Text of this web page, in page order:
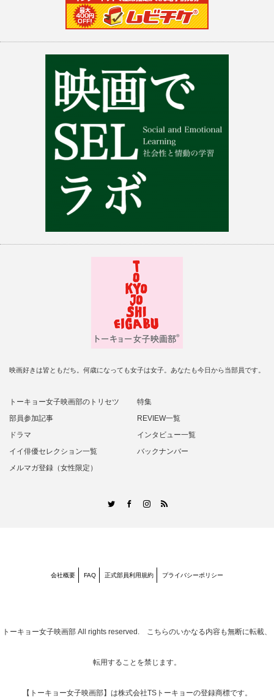
映画好きは皆ともだち。何歳になっても女子は女子。あなたも今日から当部員です。
トーキョー女子映画部のトリセツ
特集
部員参加記事
REVIEW一覧
ドラマ
インタビュー一覧
イイ俳優セレクション一覧
バックナンバー
メルマガ登録（女性限定）
TwitterFacebookInstagram
RSS
会社概要 FAQ 正式部員利用規約 プライバシーポリシー
トーキョー女子映画部 All rights reserved. こちらのいかなる内容も無断に転載、
転用することを禁じます。
【トーキョー女子映画部】は株式会社TSトーキョーの登録商標です。